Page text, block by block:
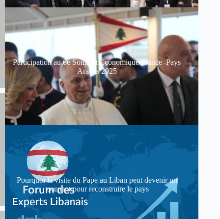
Participation au 6e Sommet Économique France–Pays
Arabes 2025
Pourquoi la visite du Pape au Liban peut devenir un
tournant pour reconstruire le pays